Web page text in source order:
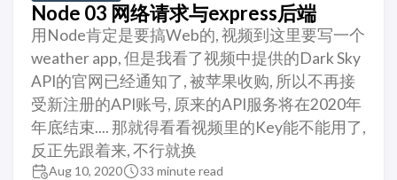
Node 03 网络请求与express后端
用Node肯定是要搞Web的, 视频到这里要写一个
weather app, 但是我看了视频中提供的Dark Sky
API的官网已经通知了, 被苹果收购, 所以不再接
受新注册的API账号, 原来的API服务将在2020年
年底结束.... 那就得看看视频里的Key能不能用了,
反正先跟着来, 不行就换
Aug 10, 2020 33 minute read